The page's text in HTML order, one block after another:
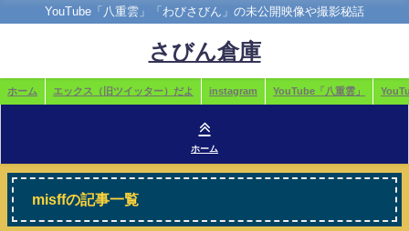
YouTube「八重雲」「わびさびん」の未公開映像や撮影秘話
さびん倉庫
ホーム エックス（旧ツイッター）だよ instagram YouTube「八重雲」
ホーム
misffの記事一覧